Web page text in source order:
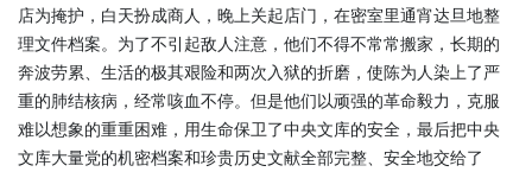
店为掩护，白天扮成商人，晚上关起店门，在密室里通宵达旦地整
理文件档案。为了不引起敌人注意，他们不得不常常搬家，长期的
奔波劳累、生活的极其艰险和两次入狱的折磨，使陈为人染上了严
重的肺结核病，经常咳血不停。但是他们以顽强的革命毅力，克服
难以想象的重重困难，用生命保卫了中央文库的安全，最后把中央
文库大量党的机密档案和珍贵历史文献全部完整、安全地交给了